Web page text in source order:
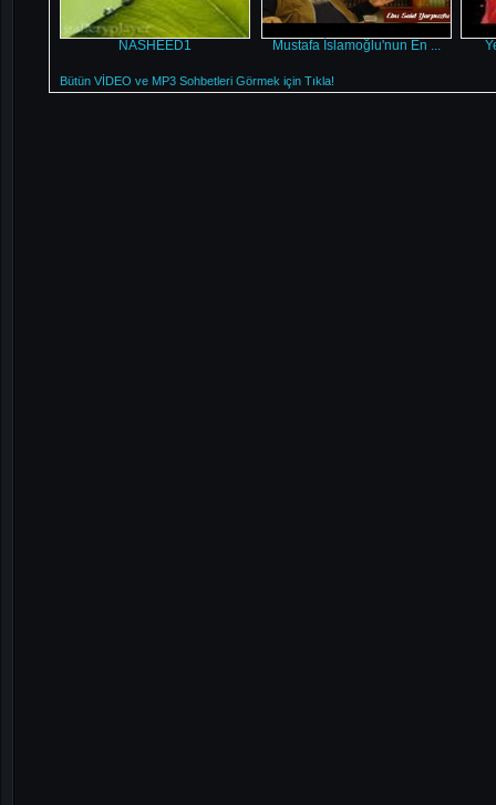
NASHEED1 Mustafa İslamoğlu'nun En ...
Bütün VİDEO ve MP3 Sohbetleri Görmek için Tıkla!